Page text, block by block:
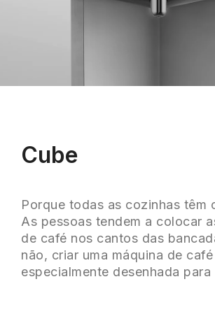
Cube
Porque todas as cozinhas têm
As pessoas tendem a colocar
de café nos cantos das
não, criar uma máquina de café
especialmente desenhada para